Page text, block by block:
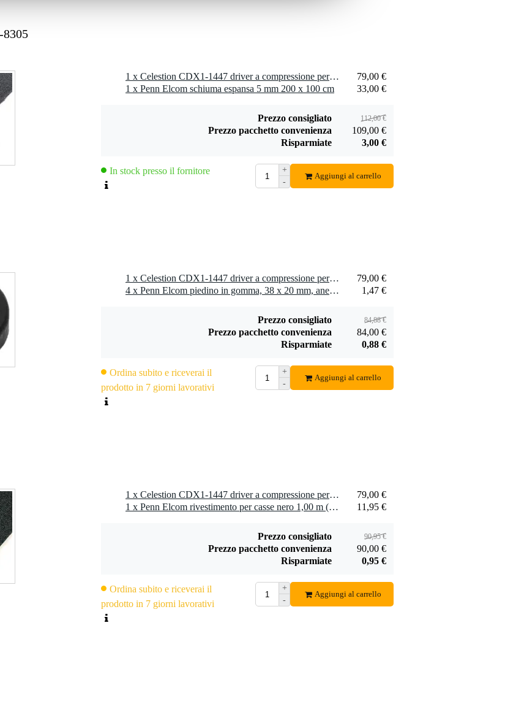
81 mm (4,3 pollici x 3,9 pollici x 3,2 pollici)
mm x 90 mm (19,5 pollici x 19,5 pollici x 3,5 pollici)
Penn Elcom
vernice warnex
nera per cabinet (6
145,00 €
Penn Elcom
8305
1 x Celestion CDX1-1447 driver a compressione per altoparlante, 8 Ohm
79,00 €
1 x Penn Elcom schiuma espansa 5 mm 200 x 100 cm
33,00 €
Prezzo consigliato 112,00 €
Prezzo pacchetto convenienza
109,00 €
Risparmiate
3,00 €
In stock presso il fornitore
+
-
Aggiungi al carrello
1 x Celestion CDX1-1447 driver a compressione per altoparlante, 8 Ohm
79,00 €
4 x Penn Elcom piedino in gomma, 38 x 20 mm, anello in acciaio
1,47 €
Prezzo consigliato 84,88 €
Prezzo pacchetto convenienza
84,00 €
Risparmiate
0,88 €
Ordina subito e riceverai il
prodotto in 7 giorni lavorativi
+
-
Aggiungi al carrello
1 x Celestion CDX1-1447 driver a compressione per altoparlante, 8 Ohm
79,00 €
1 x Penn Elcom rivestimento per casse nero 1,00 m (largo 1,83 m)
11,95 €
Prezzo consigliato 90,95 €
Prezzo pacchetto convenienza
90,00 €
Risparmiate
0,95 €
Ordina subito e riceverai il
prodotto in 7 giorni lavorativi
+
-
Aggiungi al carrello